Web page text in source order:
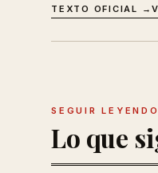
TEXTO OFICIAL →
SEGUIR LEYENDO
Lo que